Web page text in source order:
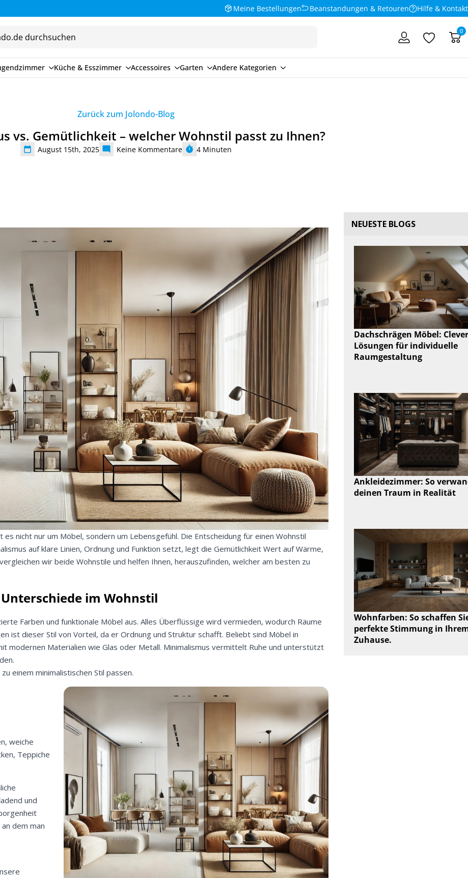
Meine Bestellungen Beanstandungen & Retouren Hilfe & Kontakt
0
Küche & Esszimmer Accessoires Garten Andere Kategorien
Zurück zum Jolondo-Blog
vs. Gemütlichkeit – welcher Wohnstil passt zu Ihnen?
August 15th, 2025 Keine Kommentare 4Minuten
nicht nur um Möbel, sondern um Lebensgefühl. Die Entscheidung für einen Wohnstil
auf klare Linien, Ordnung und Funktion setzt, legt die Gemütlichkeit Wert auf Wärme,
wir beide Wohnstile und helfen Ihnen, herauszufinden, welcher am besten zu
im Wohnstil
Farben und funktionale Möbel aus. Alles Überflüssige wird vermieden, wodurch Räume
ist dieser Stil von Vorteil, da er Ordnung und Struktur schafft. Beliebt sind Möbel in
modernen Materialien wie Glas oder Metall. Minimalismus vermittelt Ruhe und unterstützt
einem minimalistischen Stil passen.
weiche
Teppiche
und
dem man
NEUESTE BLOGS
Dachschrägen Möbel:
Lösungen für individuelle
Raumgestaltung
Ankleidezimmer: So
deinen Traum in Realität
Wohnfarben: So schaffen
perfekte Stimmung in
Zuhause.